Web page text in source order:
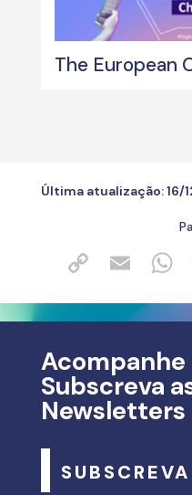
The European
Última atualização:16/
Acompanhe
Subscreva
Newsletters
SUBSCREVA